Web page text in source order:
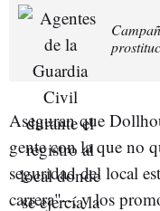
Aseguran que
gente con la que no
seguridad del local
carrera"--, y los